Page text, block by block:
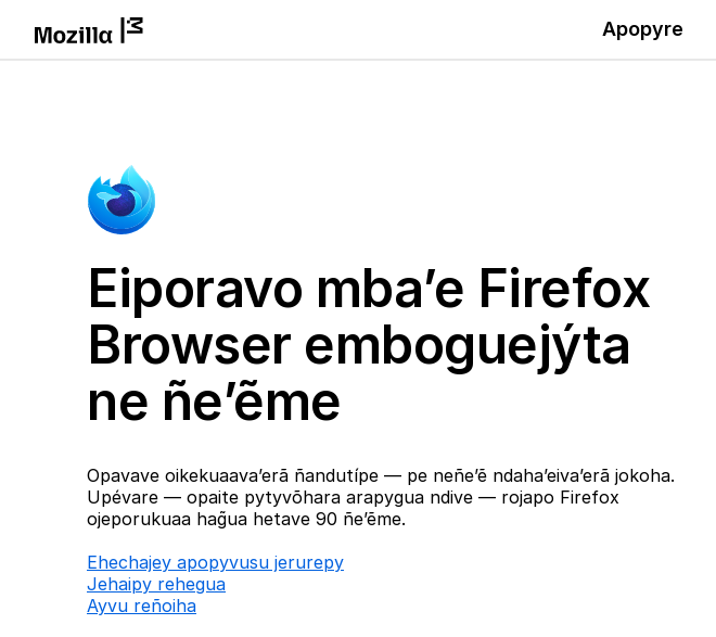
Apopyre
Eiporavo mba’e Firefox
Browser emboguejýta
ne ñe’ẽme
Opavave oikekuaava’erã ñandutípe — pe neñe’ẽ ndaha’eiva’erã jokoha.
Upévare — opaite pytyvõhara arapygua ndive — rojapo Firefox
ojeporukuaa hag̃ua hetave 90 ñe’ẽme.
Ehechajey apopyvusu jerurepy
Jehaipy rehegua
Ayvu reñoiha